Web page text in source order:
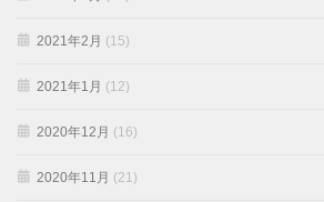
2021年2月 (15)
2021年1月 (12)
2020年12月 (16)
2020年11月 (21)